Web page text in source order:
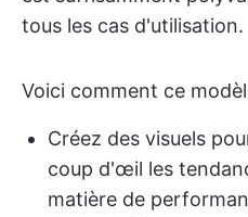
tous les cas d'utilisation.
Voici comment ce
Créez des visuels
coup d'œil les
matière de